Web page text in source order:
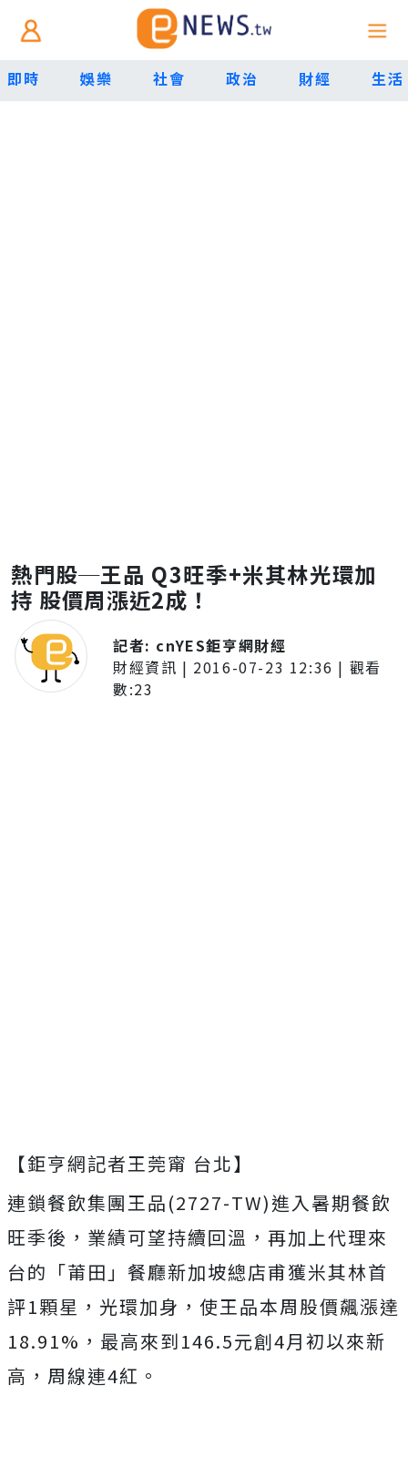
即時 娛樂 社會 政治 財經 生活
熱門股─王品 Q3旺季+米其林光環加
持 股價周漲近2成！
記者: cnYES鉅亨網財經
財經資訊 | 2016-07-23 12:36 | 觀看
數:23
【鉅亨網記者王莞甯 台北】
連鎖餐飲集團王品(2727-TW)進入暑期餐飲
旺季後，業績可望持續回溫，再加上代理來
台的「莆田」餐廳新加坡總店甫獲米其林首
評1顆星，光環加身，使王品本周股價飆漲達
18.91%，最高來到146.5元創4月初以來新
高，周線連4紅。